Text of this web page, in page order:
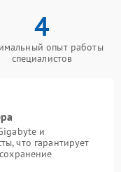
4
опыт работы
специалистов
и
что гарантирует